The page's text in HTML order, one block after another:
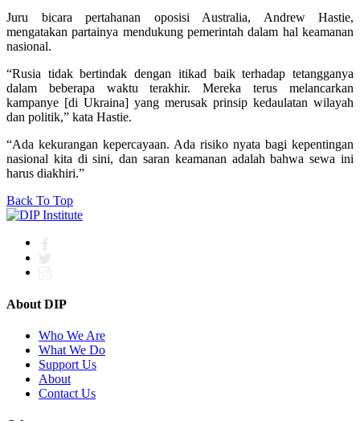
Juru bicara pertahanan oposisi Australia, Andrew Hastie,
mengatakan partainya mendukung pemerintah dalam hal keamanan
nasional.
“Rusia tidak bertindak dengan itikad baik terhadap tetangganya
dalam beberapa waktu terakhir. Mereka terus melancarkan
kampanye [di Ukraina] yang merusak prinsip kedaulatan wilayah
dan politik,” kata Hastie.
“Ada kekurangan kepercayaan. Ada risiko nyata bagi kepentingan
nasional kita di sini, dan saran keamanan adalah bahwa sewa ini
harus diakhiri.”
Back To Top
About DIP
Who We Are
What We Do
Support Us
About
Contact Us